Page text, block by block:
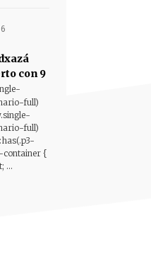
con 9
full)
full)
{
...